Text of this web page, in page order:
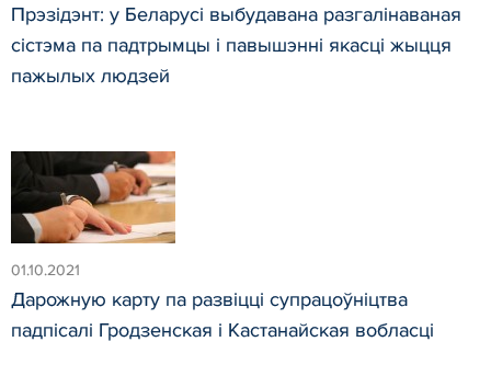
Прэзідэнт: у Беларусі выбудавана разгалінаваная
сістэма па падтрымцы і павышэнні якасці жыцця
пажылых людзей
01.10.2021
Дарожную карту па развіцці супрацоўніцтва
падпісалі Гродзенская і Кастанайская вобласці